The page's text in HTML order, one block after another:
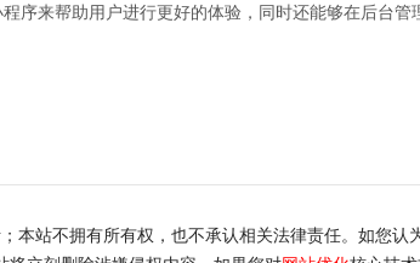
序来帮助用户进行更好的体验，同时还能够在后台
本站不拥有所有权，也不承认相关法律责任。如您